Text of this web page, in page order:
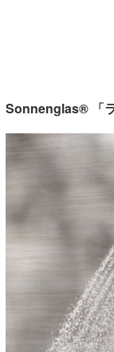
Sonnenglas® 「